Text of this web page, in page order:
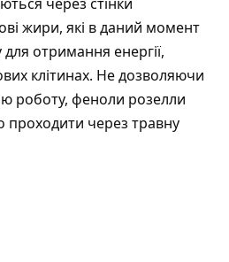
жири, які в даний момент
для отримання енергії,
клітинах. Не дозволяючи
роботу, феноли розелли
проходити через травну